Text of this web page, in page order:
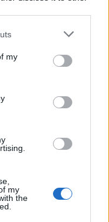
my
my
the
belüli